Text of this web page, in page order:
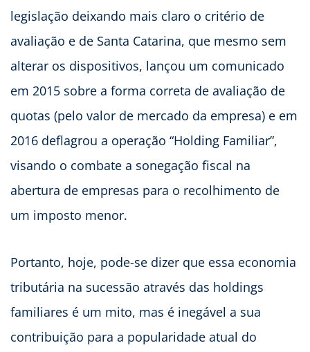
legislação deixando mais claro o critério de
avaliação e de Santa Catarina, que mesmo sem
alterar os dispositivos, lançou um comunicado
em 2015 sobre a forma correta de avaliação de
quotas (pelo valor de mercado da empresa) e em
2016 deflagrou a operação “Holding Familiar”,
visando o combate a sonegação fiscal na
abertura de empresas para o recolhimento de
um imposto menor.
Portanto, hoje, pode-se dizer que essa economia
tributária na sucessão através das holdings
familiares é um mito, mas é inegável a sua
contribuição para a popularidade atual do